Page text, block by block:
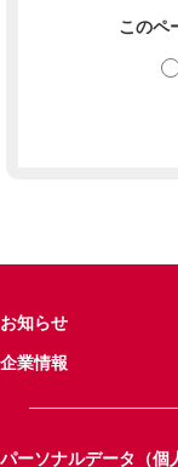
このペ
お知らせ
企業情報
パーソナルデータ（個